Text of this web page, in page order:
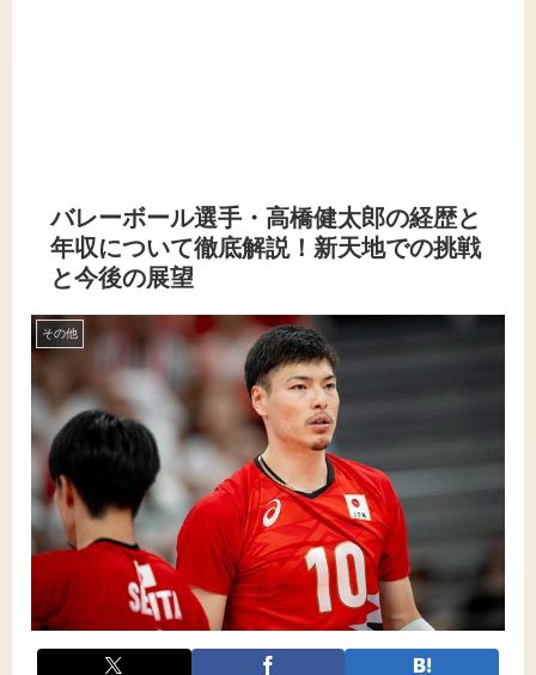
バレーボール選手・高橋健太郎の経歴と
年収について徹底解説！新天地での挑戦
と今後の展望
その他